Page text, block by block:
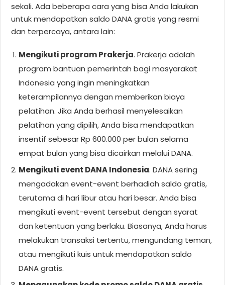
sekali. Ada beberapa cara yang bisa Anda lakukan
untuk mendapatkan saldo DANA gratis yang resmi
dan terpercaya, antara lain:
Mengikuti program Prakerja. Prakerja adalah
program bantuan pemerintah bagi masyarakat
Indonesia yang ingin meningkatkan
keterampilannya dengan memberikan biaya
pelatihan. Jika Anda berhasil menyelesaikan
pelatihan yang dipilih, Anda bisa mendapatkan
insentif sebesar Rp 600.000 per bulan selama
empat bulan yang bisa dicairkan melalui DANA.
Mengikuti event DANA Indonesia. DANA sering
mengadakan event-event berhadiah saldo gratis,
terutama di hari libur atau hari besar. Anda bisa
mengikuti event-event tersebut dengan syarat
dan ketentuan yang berlaku. Biasanya, Anda harus
melakukan transaksi tertentu, mengundang teman,
atau mengikuti kuis untuk mendapatkan saldo
DANA gratis.